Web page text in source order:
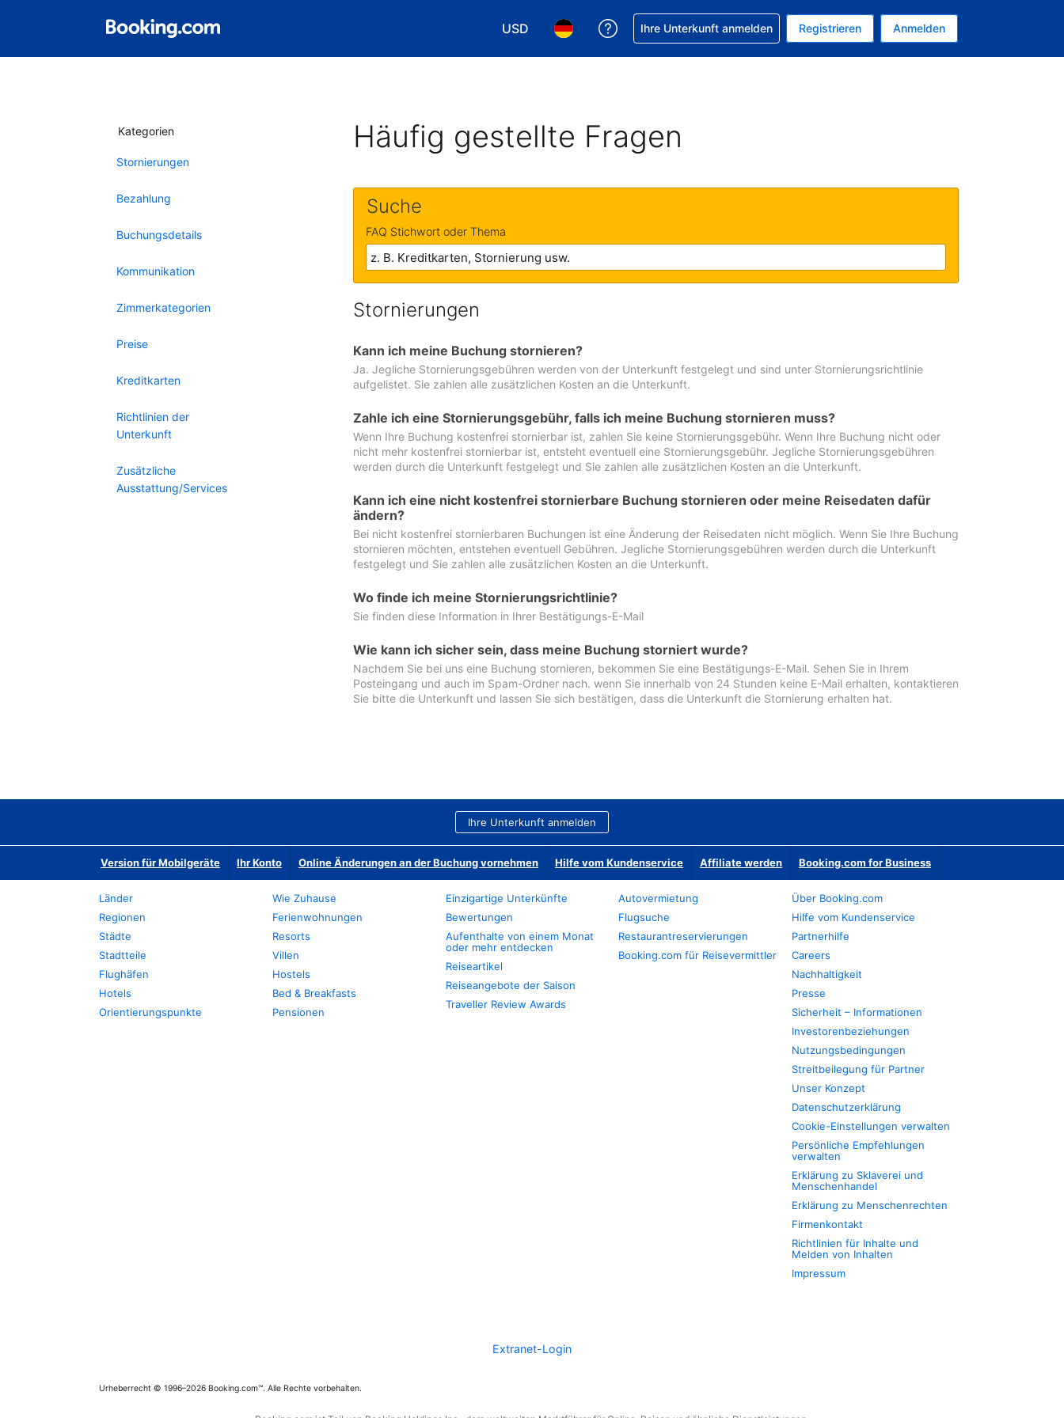
USD
Wählen Sie Ihre Währung. Ihre aktuelle Währung ist US-Dollar
Wählen Sie Ihre Sprache. Ihre aktuelle Sprache ist Deutsch
Hilfe bei Ihrer Buchung erhalten
Ihre Unterkunft anmelden Registrieren Anmelden
Kategorien
Stornierungen
Bezahlung
Buchungsdetails
Kommunikation
Zimmerkategorien
Preise
Kreditkarten
Richtlinien der
Unterkunft
Zusätzliche
Ausstattung/Services
Häufig gestellte Fragen
Suche
FAQ Stichwort oder Thema
Stornierungen
Kann ich meine Buchung stornieren?
Ja. Jegliche Stornierungsgebühren werden von der Unterkunft festgelegt und sind unter Stornierungsrichtlinie
aufgelistet. Sie zahlen alle zusätzlichen Kosten an die Unterkunft.
Zahle ich eine Stornierungsgebühr, falls ich meine Buchung stornieren muss?
Wenn Ihre Buchung kostenfrei stornierbar ist, zahlen Sie keine Stornierungsgebühr. Wenn Ihre Buchung nicht oder
nicht mehr kostenfrei stornierbar ist, entsteht eventuell eine Stornierungsgebühr. Jegliche Stornierungsgebühren
werden durch die Unterkunft festgelegt und Sie zahlen alle zusätzlichen Kosten an die Unterkunft.
Kann ich eine nicht kostenfrei stornierbare Buchung stornieren oder meine Reisedaten dafür
ändern?
Bei nicht kostenfrei stornierbaren Buchungen ist eine Änderung der Reisedaten nicht möglich. Wenn Sie Ihre Buchung
stornieren möchten, entstehen eventuell Gebühren. Jegliche Stornierungsgebühren werden durch die Unterkunft
festgelegt und Sie zahlen alle zusätzlichen Kosten an die Unterkunft.
Wo finde ich meine Stornierungsrichtlinie?
Sie finden diese Information in Ihrer Bestätigungs-E-Mail
Wie kann ich sicher sein, dass meine Buchung storniert wurde?
Nachdem Sie bei uns eine Buchung stornieren, bekommen Sie eine Bestätigungs-E-Mail. Sehen Sie in Ihrem
Posteingang und auch im Spam-Ordner nach. wenn Sie innerhalb von 24 Stunden keine E-Mail erhalten, kontaktieren
Sie bitte die Unterkunft und lassen Sie sich bestätigen, dass die Unterkunft die Stornierung erhalten hat.
Ihre Unterkunft anmelden
Version für Mobilgeräte Ihr Konto Online Änderungen an der Buchung vornehmen Hilfe vom Kundenservice Affiliate werden Booking.com for Business
Länder
Regionen
Städte
Stadtteile
Flughäfen
Hotels
Orientierungspunkte
Wie Zuhause
Ferienwohnungen
Resorts
Villen
Hostels
Bed & Breakfasts
Pensionen
Einzigartige Unterkünfte
Bewertungen
Aufenthalte von einem Monat
oder mehr entdecken
Reiseartikel
Reiseangebote der Saison
Traveller Review Awards
Autovermietung
Flugsuche
Restaurantreservierungen
Booking.com für Reisevermittler
Über Booking.com
Hilfe vom Kundenservice
Partnerhilfe
Careers
Nachhaltigkeit
Presse
Sicherheit – Informationen
Investorenbeziehungen
Nutzungsbedingungen
Streitbeilegung für Partner
Unser Konzept
Datenschutzerklärung
Cookie-Einstellungen verwalten
Persönliche Empfehlungen
verwalten
Erklärung zu Sklaverei und
Menschenhandel
Erklärung zu Menschenrechten
Firmenkontakt
Richtlinien für Inhalte und
Melden von Inhalten
Impressum
Extranet-Login
Urheberrecht © 1996–2026 Booking.com™. Alle Rechte vorbehalten.